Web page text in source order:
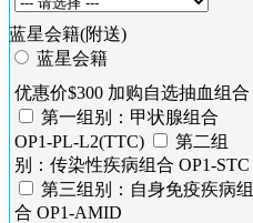
蓝星会籍(附送)
蓝星会籍
优惠价$300 加购自选抽血组合
第一组别：甲状腺组合
OP1-PL-L2(TTC)
第二组
别：传染性疾病组合 OP1-STC
第三组别：自身免疫疾病组
合 OP1-AMID